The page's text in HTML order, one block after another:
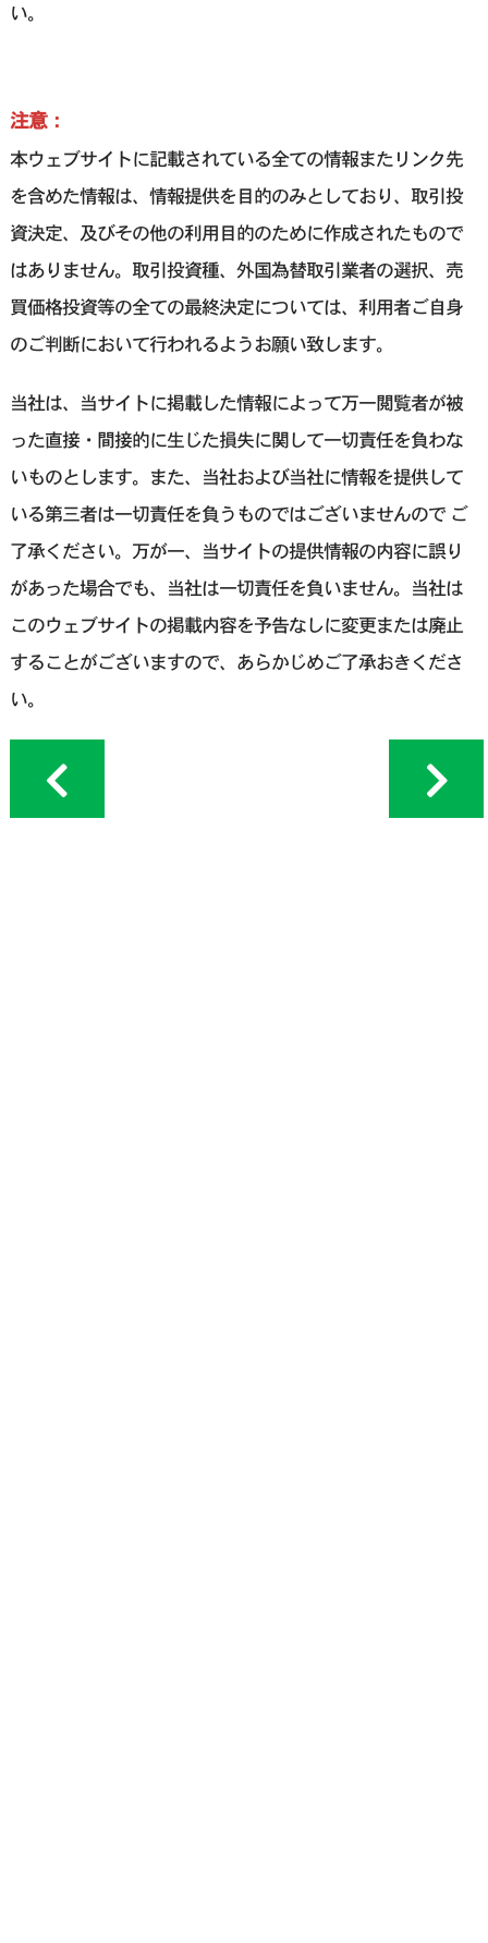
い。
注意：
本ウェブサイトに記載されている全ての情報またリンク先
を含めた情報は、情報提供を目的のみとしており、取引投
資決定、及びその他の利用目的のために作成されたもので
はありません。取引投資種、外国為替取引業者の選択、売
買価格投資等の全ての最終決定については、利用者ご自身
のご判断において行われるようお願い致します。
当社は、当サイトに掲載した情報によって万一閲覧者が被
った直接・間接的に生じた損失に関して一切責任を負わな
いものとします。また、当社および当社に情報を提供して
いる第三者は一切責任を負うものではございませんので ご
了承ください。万が一、当サイトの提供情報の内容に誤り
があった場合でも、当社は一切責任を負いません。当社は
このウェブサイトの掲載内容を予告なしに変更または廃止
することがございますので、あらかじめご了承おきくださ
い。